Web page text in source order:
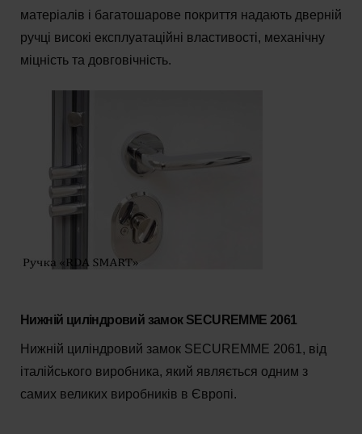
матеріалів і багатошарове покриття надають дверній
ручці високі експлуатаційні властивості, механічну
міцність та довговічність.
Нижній циліндровий замок SECUREMME 2061
Нижній циліндровий замок SECUREMME 2061, від
італійського виробника, який являється одним з
самих великих виробників в Європі.